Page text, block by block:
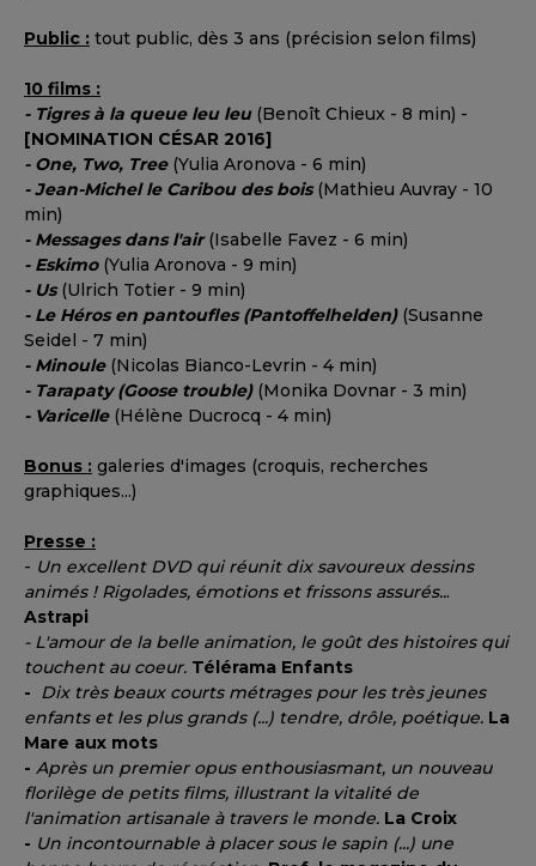
Public : tout public, dès 3 ans (précision selon films)
10 films :
- Tigres à la queue leu leu(Benoît Chieux - 8 min) -
[NOMINATION CÉSAR 2016]
- One, Two, Tree (Yulia Aronova - 6 min)
- Jean-Michel le Caribou des bois(Mathieu Auvray - 10
min)
- Messages dans l'air(Isabelle Favez - 6 min)
- Eskimo(Yulia Aronova - 9 min)
- Us(Ulrich Totier - 9 min)
- Le Héros en pantoufles (Pantoffelhelden) (Susanne
Seidel - 7 min)
- Minoule(Nicolas Bianco-Levrin - 4 min)
-Tarapaty (Goose trouble)(Monika Dovnar - 3 min)
- Varicelle(Hélène Ducrocq - 4 min)
Bonus : galeries d'images (croquis, recherches
graphiques...)
Presse :
- Un excellent DVD qui réunit dix savoureux dessins
animés ! Rigolades, émotions et frissons assurés...
Astrapi
- L'amour de la belle animation, le goût des histoires qui
touchent au coeur. Télérama Enfants
- Dix très beaux courts métrages pour les très jeunes
enfants et les plus grands (...) tendre, drôle, poétique. La
Mare aux mots
- Après un premier opus enthousiasmant, un nouveau
florilège de petits films, illustrant la vitalité de
l'animation artisanale à travers le monde. La Croix
- Un incontournable à placer sous le sapin (...) une